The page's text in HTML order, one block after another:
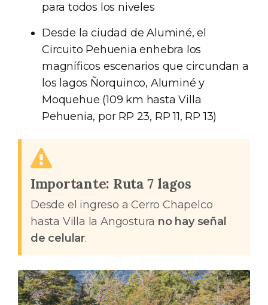
para todos los niveles
Desde la ciudad de Aluminé, el
Circuito Pehuenia enhebra los
magníficos escenarios que circundan a
los lagos Ñorquinco, Aluminé y
Moquehue (109 km hasta Villa
Pehuenia, por RP 23, RP 11, RP 13)
Importante: Ruta 7 lagos
Desde el ingreso a Cerro Chapelco
hasta Villa la Angostura no hay señal
de celular.